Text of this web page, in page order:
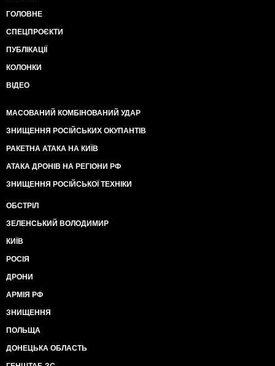
ГОЛОВНЕ
СПЕЦПРОЄКТИ
ПУБЛІКАЦІЇ
КОЛОНКИ
ВІДЕО
МАСОВАНИЙ КОМБІНОВАНИЙ УДАР
ЗНИЩЕННЯ РОСІЙСЬКИХ ОКУПАНТІВ
РАКЕТНА АТАКА НА КИЇВ
АТАКА ДРОНІВ НА РЕГІОНИ РФ
ЗНИЩЕННЯ РОСІЙСЬКОЇ ТЕХНІКИ
ОБСТРІЛ
ЗЕЛЕНСЬКИЙ ВОЛОДИМИР
КИЇВ
РОСІЯ
ДРОНИ
АРМІЯ РФ
ЗНИЩЕННЯ
ПОЛЬЩА
ДОНЕЦЬКА ОБЛАСТЬ